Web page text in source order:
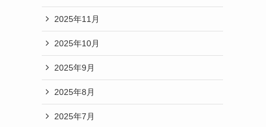
2025年11月
2025年10月
2025年9月
2025年8月
2025年7月